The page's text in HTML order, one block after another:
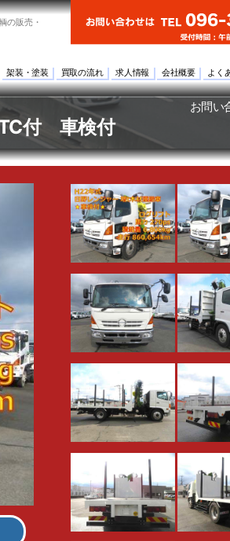
の販売・
架装・塗装 買取の流れ 求人情報 会社概要 よく
付 車検付
お問い